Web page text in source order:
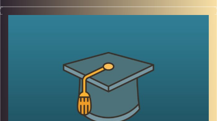
דוקטור גבריאלה ברזין וגיל מרקוביץ קוראות יחד
יש לשאוף, אותה יש לזהות ולתרגל באופן שונה
מאדם לאדם, המידה המבלבלת, שכדאי להכיר
לקראת השנה החדשה. המידה האמצעית
מלמדת אותנו, בין היתר, על מורכבות הנפש ועל
הביטוי השגור בתרבות היהודית "לפנים משורת